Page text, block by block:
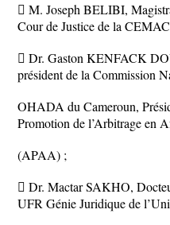
 M. Joseph BELIBI,
Cour de Justice de la
 Dr. Gaston KENFACK
président de la Commission
OHADA du Cameroun,
Promotion de l’Arbitrage en
(APAA) ;
 Dr. Mactar SAKHO,
UFR Génie Juridique de